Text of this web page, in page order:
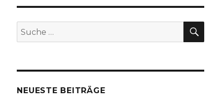
Suche
nach:
NEUESTE BEITRÄGE